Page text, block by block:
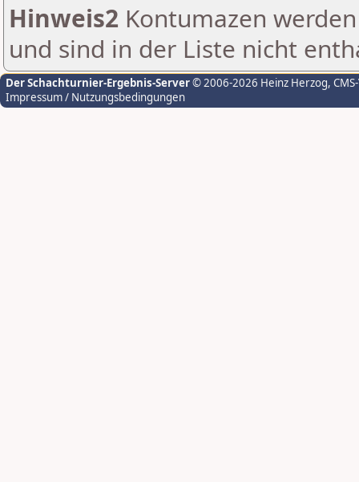
Hinweis2 Kontumazen
und sind in der Liste nicht
Der Schachturnier-Ergebnis-Server© 2006-2026 Heinz Herzog,
Impressum / Nutzungsbedingungen